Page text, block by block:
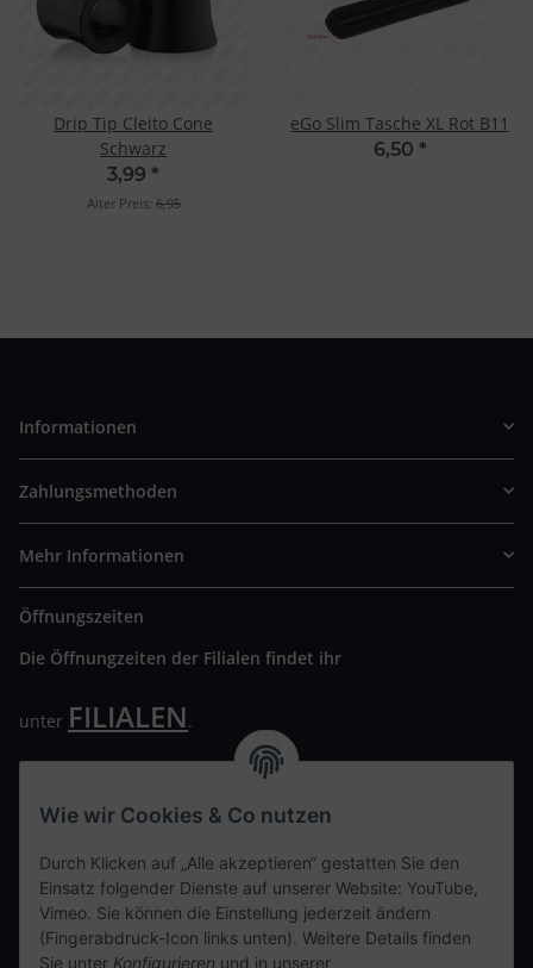
Drip Tip Cleito Cone
Schwarz
3,99 *
Alter Preis: 6,95
eGo Slim Tasche XL Rot B11
6,50 *
Informationen
Zahlungsmethoden
Mehr Informationen
Öffnungszeiten
Die Öffnungzeiten der Filialen findet ihr
unter FILIALEN.
Wir freuen uns auf Euren Besuch. Bitte beachtet die
Kontaktdaten
Wie wir Cookies & Co nutzen
Durch Klicken auf „Alle akzeptieren“ gestatten Sie den
Einsatz folgender Dienste auf unserer Website: YouTube,
Vimeo. Sie können die Einstellung jederzeit ändern
(Fingerabdruck-Icon links unten). Weitere Details finden
Sie unter Konfigurieren und in unserer